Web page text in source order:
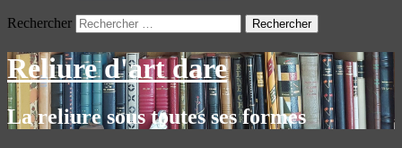
Rechercher
Reliure d'art dare
La reliure sous toutes ses formes